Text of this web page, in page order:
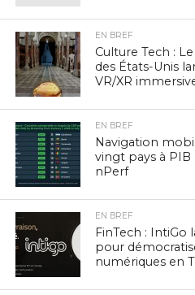
EN BREF
Culture Tech :
des États-Unis
VR/XR
EN BREF
Navigation
vingt pays à
nPerf
EN BREF
FinTech : IntiGo
pour
numériques en